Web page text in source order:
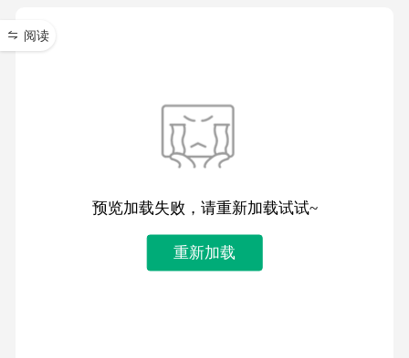
阅读
预览加载失败，请重新加载试试~
重新加载